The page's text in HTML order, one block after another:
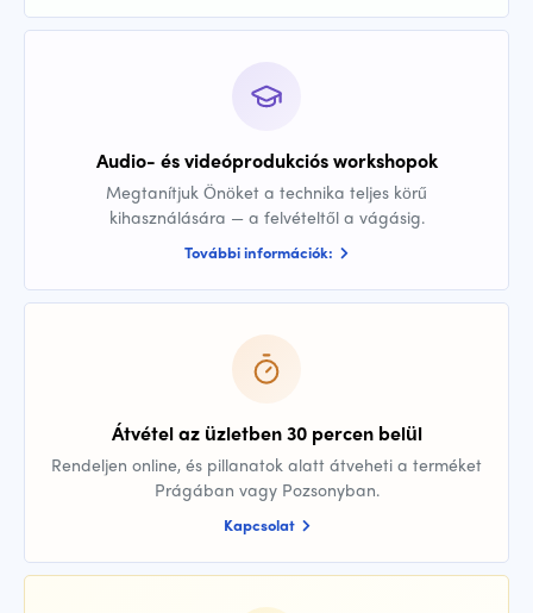
Audio- és videóprodukciós workshopok
Megtanítjuk Önöket a technika teljes körű
kihasználására — a felvételtől a vágásig.
További információk:
Átvétel az üzletben 30 percen belül
Rendeljen online, és pillanatok alatt átveheti a terméket
Prágában vagy Pozsonyban.
Kapcsolat